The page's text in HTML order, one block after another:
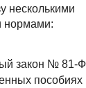
несколькими
нормами:
закон № 81-